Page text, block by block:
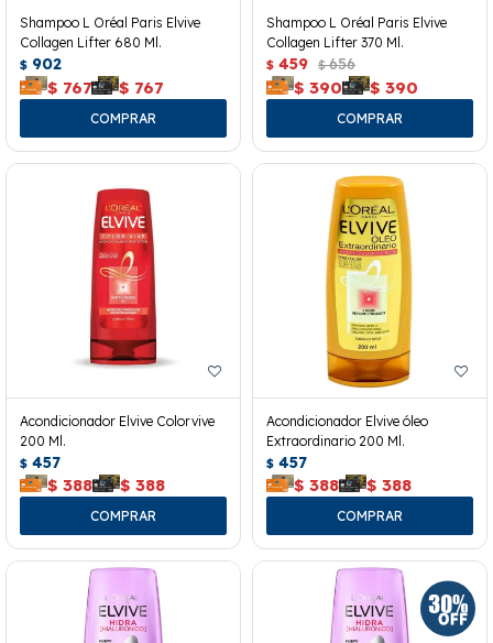
Shampoo L Oréal Paris Elvive
Collagen Lifter 680 Ml.
$ 902
$ 767 $ 767
Shampoo L Oréal Paris Elvive
Collagen Lifter 370 Ml.
$ 459 $ 656
$ 390 $ 390
Acondicionador Elvive Colorvive
200 Ml.
$ 457
$ 388 $ 388
Acondicionador Elvive óleo
Extraordinario 200 Ml.
$ 457
$ 388 $ 388